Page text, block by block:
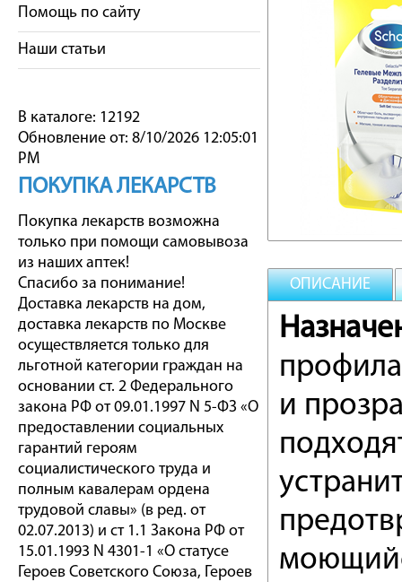
Помощь по сайту
Наши статьи
В каталоге: 12192
Обновление от: 8/10/2026 12:05:01
PM
ПОКУПКА ЛЕКАРСТВ
Покупка лекарств возможна
только при помощи самовывоза
из наших аптек!
Спасибо за понимание!
Доставка лекарств на дом,
доставка лекарств по Москве
осуществляется только для
льготной категории граждан на
основании ст. 2 Федерального
закона РФ от 09.01.1997 N 5-ФЗ «О
предоставлении социальных
гарантий героям
социалистического труда и
полным кавалерам ордена
трудовой славы» (в ред. от
02.07.2013) и ст 1.1 Закона РФ от
15.01.1993 N 4301-1 «О статусе
Героев Советского Союза, Героев
ОПИСАНИЕ
и